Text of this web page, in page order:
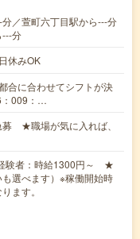
／萱町六丁目駅から---分
---分
休みOK
に合わせてシフトが決
：009：…
★職場が気に入れば、
験者：時給1300円～ ★
選べます）※稼働開始時
ます。